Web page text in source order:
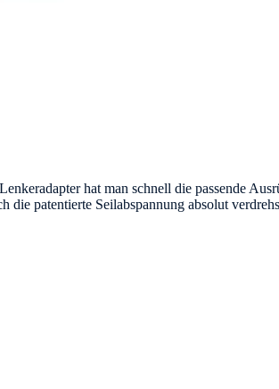
hat man schnell die passende
patentierte Seilabspannung absolut